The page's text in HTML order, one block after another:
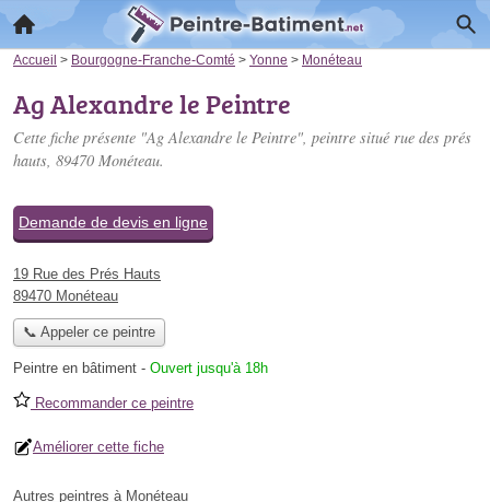
Accueil > Bourgogne-Franche-Comté > Yonne > Monéteau
Ag Alexandre le Peintre
Cette fiche présente "Ag Alexandre le Peintre", peintre situé rue des prés
hauts, 89470 Monéteau.
Demande de devis en ligne
19 Rue des Prés Hauts
89470 Monéteau
📞 Appeler ce peintre
Peintre en bâtiment - Ouvert jusqu'à 18h
Recommander ce peintre
Améliorer cette fiche
Autres peintres à Monéteau